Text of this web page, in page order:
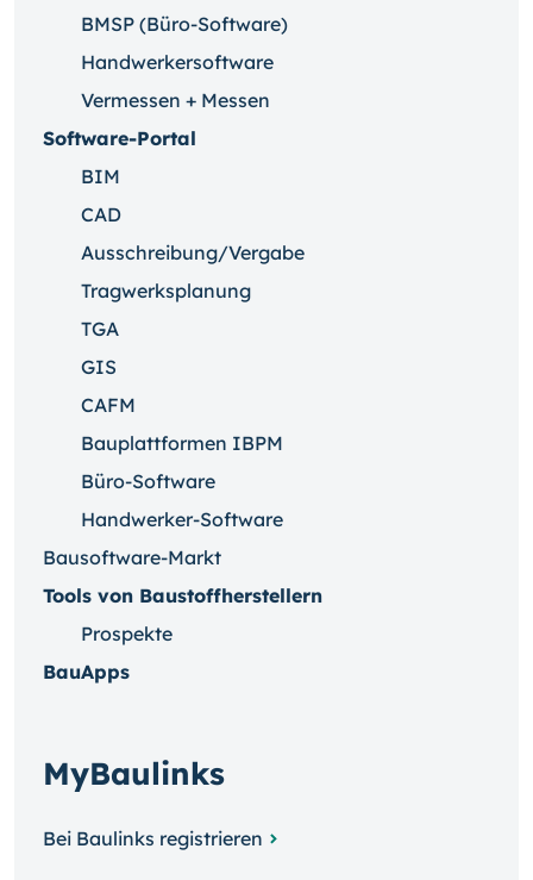
BMSP (Büro-Software)
Handwerkersoftware
Vermessen + Messen
Software-Portal
BIM
CAD
Ausschreibung/Vergabe
Tragwerksplanung
TGA
GIS
CAFM
Bauplattformen IBPM
Büro-Software
Handwerker-Software
Bausoftware-Markt
Tools von Baustoffherstellern
Prospekte
BauApps
MyBaulinks
Bei Baulinks registrieren